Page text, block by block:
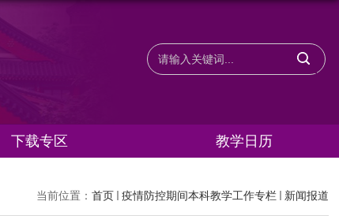
教学日历
下载专区
当前位置： 首页 疫情防控期间本科教学工作专栏 新闻报道